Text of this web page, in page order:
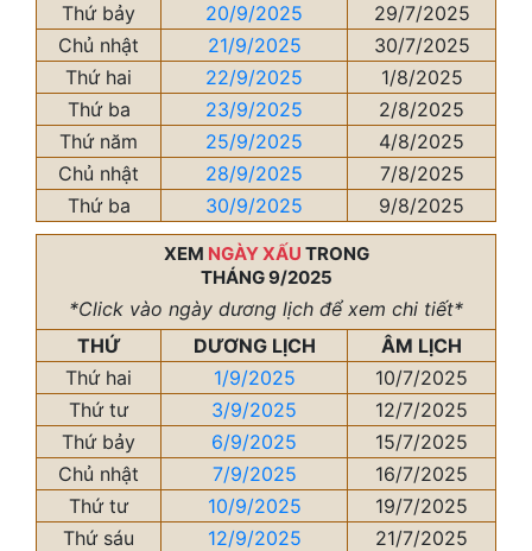
Thứ bảy
20/9/2025
29/7/2025
Chủ nhật
21/9/2025
30/7/2025
Thứ hai
22/9/2025
1/8/2025
Thứ ba
23/9/2025
2/8/2025
Thứ năm
25/9/2025
4/8/2025
Chủ nhật
28/9/2025
7/8/2025
Thứ ba
30/9/2025 9/8/2025
XEM NGÀY XẤU TRONG
THÁNG 9/2025
*Click vào ngày dương lịch để xem chi tiết*
THỨ
DƯƠNG LỊCH
ÂM LỊCH
Thứ hai
1/9/2025
10/7/2025
Thứ tư
3/9/2025
12/7/2025
Thứ bảy
6/9/2025
15/7/2025
Chủ nhật
7/9/2025
16/7/2025
Thứ tư
10/9/2025
19/7/2025
Thứ sáu
12/9/2025
21/7/2025